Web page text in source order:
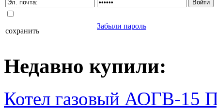
сохранить
Забыли пароль
Недавно купили:
Котел газовый АОГВ-